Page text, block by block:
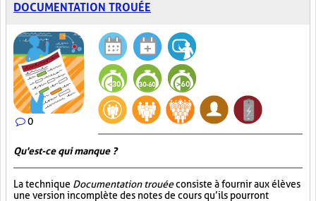
DOCUMENTATION TROUÉE
0
Qu'est-ce qui manque ?
La technique Documentation trouéeconsiste à fournir aux élèves
une version incomplète des notes de cours qu’ils pourront